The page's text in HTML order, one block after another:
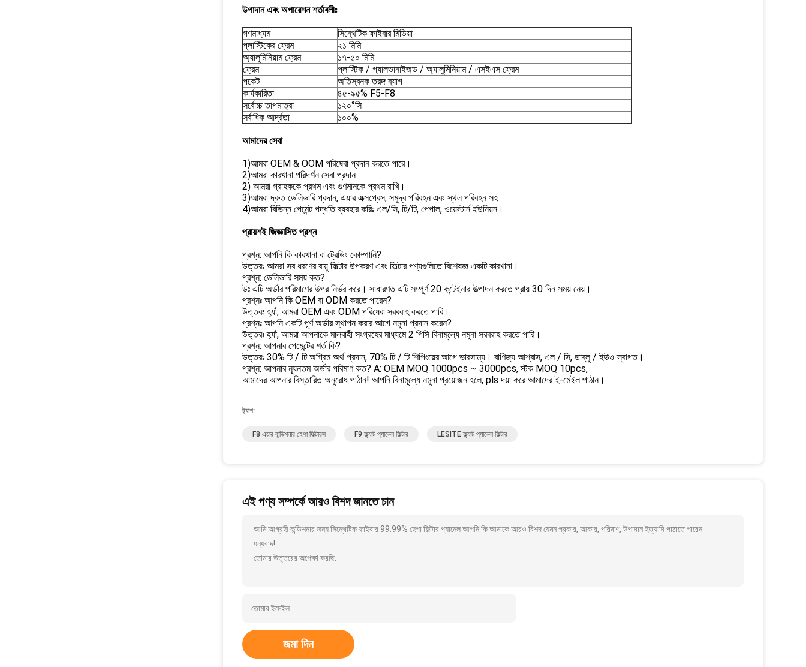
উপাদান এবং অপারেশন শর্তাবলীঃ
গণমাধ্যম
সিন্থেটিক ফাইবার মিডিয়া
প্লাস্টিকের ফ্রেম
২১ মিমি
অ্যালুমিনিয়াম ফ্রেম
১৭-৫০ মিমি
ফ্রেম
প্লাস্টিক / গ্যালভানাইজড / অ্যালুমিনিয়াম / এসইএস ফ্রেম
পকেট
অতিস্বনক তরঙ্গ ব্যাগ
কার্যকারিতা
৪৫-৯৫% F5-F8
সর্বোচ্চ তাপমাত্রা
১২০°সি
সর্বাধিক আর্দ্রতা
১০০%
আমাদের সেবা
1)আমরা OEM & OOM পরিষেবা প্রদান করতে পারে।
2)আমরা কারখানা পরিদর্শন সেবা প্রদান
2) আমরা গ্রাহককে প্রথম এবং গুণমানকে প্রথম রাখি।
3)আমরা দ্রুত ডেলিভারি প্রদান, এয়ার এক্সপ্রেস, সমুদ্র পরিবহন এবং স্থল পরিবহন সহ
4)আমরা বিভিন্ন পেমেন্ট পদ্ধতি ব্যবহার করিঃ এল/সি, টি/টি, পেপাল, ওয়েস্টার্ন ইউনিয়ন।
প্রায়শই জিজ্ঞাসিত প্রশ্ন
প্রশ্ন: আপনি কি কারখানা বা ট্রেডিং কোম্পানি?
উত্তরঃ আমরা সব ধরণের বায়ু ফিল্টার উপকরণ এবং ফিল্টার পণ্যগুলিতে বিশেষজ্ঞ একটি কারখানা।
প্রশ্ন: ডেলিভারি সময় কত?
উঃ এটি অর্ডার পরিমাণের উপর নির্ভর করে। সাধারণত এটি সম্পূর্ণ 20 কন্টেইনার উত্পাদন করতে প্রায় 30 দিন সময় নেয়।
প্রশ্নঃ আপনি কি OEM বা ODM করতে পারেন?
উত্তরঃ হ্যাঁ, আমরা OEM এবং ODM পরিষেবা সরবরাহ করতে পারি।
প্রশ্নঃ আপনি একটি পূর্ণ অর্ডার স্থাপন করার আগে নমুনা প্রদান করেন?
উত্তরঃ হ্যাঁ, আমরা আপনাকে মালবাহী সংগ্রহের মাধ্যমে 2 পিসি বিনামূল্যে নমুনা সরবরাহ করতে পারি।
প্রশ্ন: আপনার পেমেন্টের শর্ত কি?
উত্তরঃ 30% টি / টি অগ্রিম অর্থ প্রদান, 70% টি / টি শিপিংয়ের আগে ভারসাম্য। বাণিজ্য আশ্বাস, এল / সি, ডাব্লু / ইউও স্বাগত।
প্রশ্ন: আপনার ন্যূনতম অর্ডার পরিমাণ কত? A: OEM MOQ 1000pcs ~ 3000pcs, স্টক MOQ 10pcs,
আমাদের আপনার বিস্তারিত অনুরোধ পাঠান! আপনি বিনামূল্যে নমুনা প্রয়োজন হলে, pls দয়া করে আমাদের ই-মেইল পাঠান।
ট্যাগ:
F8 এয়ার কন্ডিশনার হেপা ফিল্টারস F9 ফ্ল্যাট প্যানেল ফিল্টার LESITE ফ্ল্যাট প্যানেল ফিল্টার
এই পণ্য সম্পর্কে আরও বিশদ জানতে চান
আমি আগ্রহী কন্ডিশনার জন্য সিন্থেটিক ফাইবার 99.99% হেপা ফিল্টার প্যানেল আপনি কি আমাকে আরও বিশদ যেমন প্রকার, আকার, পরিমাণ, উপাদান ইত্যাদি পাঠাতে পারেন
ধন্যবাদ!
তোমার উত্তরের অপেক্ষা করছি.
জমা দিন